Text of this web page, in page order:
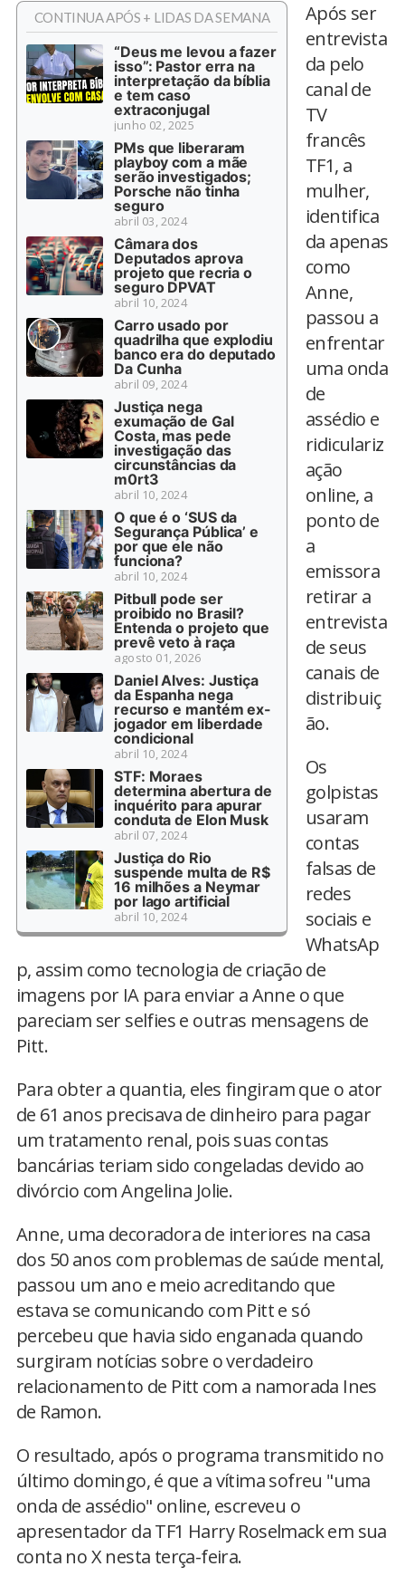
CONTINUA APÓS + LIDAS DA SEMANA
“Deus me levou a fazer
isso”: Pastor erra na
interpretação da bíblia
e tem caso
extraconjugal
junho 02, 2025
PMs que liberaram
playboy com a mãe
serão investigados;
Porsche não tinha
seguro
abril 03, 2024
Câmara dos
Deputados aprova
projeto que recria o
seguro DPVAT
abril 10, 2024
Carro usado por
quadrilha que explodiu
banco era do deputado
Da Cunha
abril 09, 2024
Justiça nega
exumação de Gal
Costa, mas pede
investigação das
circunstâncias da
m0rt3
abril 10, 2024
O que é o ‘SUS da
Segurança Pública’ e
por que ele não
funciona?
abril 10, 2024
Pitbull pode ser
proibido no Brasil?
Entenda o projeto que
prevê veto à raça
agosto 01, 2026
Daniel Alves: Justiça
da Espanha nega
recurso e mantém ex-
jogador em liberdade
condicional
abril 10, 2024
STF: Moraes
determina abertura de
inquérito para apurar
conduta de Elon Musk
abril 07, 2024
Justiça do Rio
suspende multa de R$
16 milhões a Neymar
por lago artificial
abril 10, 2024
Após ser
entrevista
da pelo
canal de
TV
francês
TF1, a
mulher,
identifica
da apenas
como
Anne,
passou a
enfrentar
uma onda
de
assédio e
ridiculariz
ação
online, a
ponto de
a
emissora
retirar a
entrevista
de seus
canais de
distribuiç
ão.
Os
golpistas
usaram
contas
falsas de
redes
sociais e
WhatsAp
p, assim como tecnologia de criação de
imagens por IA para enviar a Anne o que
pareciam ser selfies e outras mensagens de
Pitt.
Para obter a quantia, eles fingiram que o ator
de 61 anos precisava de dinheiro para pagar
um tratamento renal, pois suas contas
bancárias teriam sido congeladas devido ao
divórcio com Angelina Jolie.
Anne, uma decoradora de interiores na casa
dos 50 anos com problemas de saúde mental,
passou um ano e meio acreditando que
estava se comunicando com Pitt e só
percebeu que havia sido enganada quando
surgiram notícias sobre o verdadeiro
relacionamento de Pitt com a namorada Ines
de Ramon.
O resultado, após o programa transmitido no
último domingo, é que a vítima sofreu "uma
onda de assédio" online, escreveu o
apresentador da TF1 Harry Roselmack em sua
conta no X nesta terça-feira.